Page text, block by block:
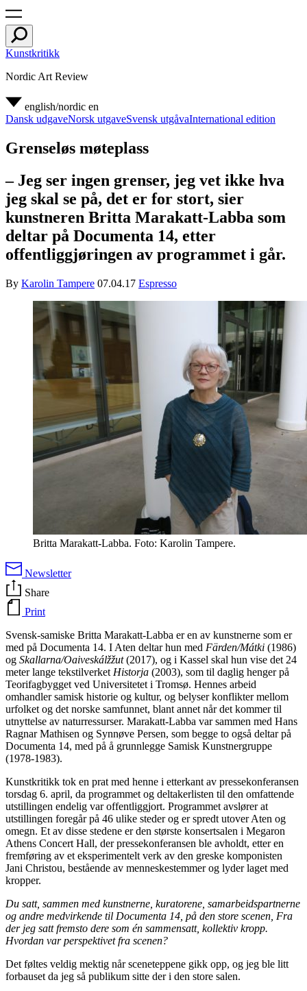
Kunstkritikk
Nordic Art Review
english/nordic en
Dansk udgaveNorsk utgaveSvensk utgåvaInternational edition
Grenseløs møteplass
– Jeg ser ingen grenser, jeg vet ikke hva
jeg skal se på, det er for stort, sier
kunstneren Britta Marakatt-Labba som
deltar på Documenta 14, etter
offentliggjøringen av programmet i går.
By Karolin Tampere 07.04.17 Espresso
Britta Marakatt-Labba. Foto: Karolin Tampere.
Newsletter
Share
Print
Svensk-samiske Britta Marakatt-Labba er en av kunstnerne som er
med på Documenta 14. I Aten deltar hun med Färden/Mátki (1986)
og Skallarna/Oaiveskálžžut(2017), og i Kassel skal hun vise det 24
meter lange tekstilverket Historja (2003), som til daglig henger på
Teorifagbygget ved Universitetet i Tromsø. Hennes arbeid
omhandler samisk historie og kultur, og belyser konflikter mellom
urfolket og det norske samfunnet, blant annet når det kommer til
utnyttelse av naturressurser. Marakatt-Labba var sammen med Hans
Ragnar Mathisen og Synnøve Persen, som begge to også deltar på
Documenta 14, med på å grunnlegge Samisk Kunstnergruppe
(1978-1983).
Kunstkritikk tok en prat med henne i etterkant av pressekonferansen
torsdag 6. april, da programmet og deltakerlisten til den omfattende
utstillingen endelig var offentliggjort. Programmet avslører at
utstillingen foregår på 46 ulike steder og er spredt utover Aten og
omegn. Et av disse stedene er den største konsertsalen i Megaron
Athens Concert Hall, der pressekonferansen ble avholdt, etter en
fremføring av et eksperimentelt verk av den greske komponisten
Jani Christou, bestående av menneskestemmer og lyder laget med
kropper.
Du satt, sammen med kunstnerne, kuratorene, samarbeidspartnerne
og andre medvirkende til Documenta 14, på den store scenen, Fra
der jeg satt fremsto dere som én sammensatt, kollektiv kropp.
Hvordan var perspektivet fra scenen?
Det føltes veldig mektig når sceneteppene gikk opp, og jeg ble litt
forbauset da jeg så publikum sitte der i den store salen.